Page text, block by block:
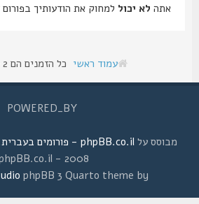
לא יכול למחוק את הודעותיך בפורום זה
עמוד ראשי כל הזמנים הם UTC + 2 שעות
POWERED_BY
מבוסס עלphpBB.co.il - פורומים בעברית
. כל
2008 - phpBB.co.il.
phpBB 3 Quarto theme by
Studio